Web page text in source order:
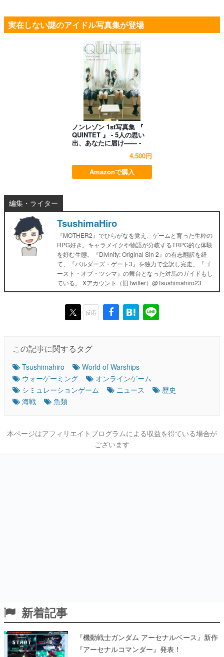
実在しない謎のアイドル写真集が登場
ノンレゾン 1st写真集 『
QUINTET 』 - 5人の思い
出、あなたに届け―― -
4,500円
Amazonで購入
編集・ライター
TsushimaHiro
『MOTHER2』でひらがなを覚え、ゲームと育った生粋の
RPG好き。キャラメイクや物語が分岐するTRPG的な体験
を好む生態。『Divinity: Original Sin 2』の有志翻訳を経
て、『バルダーズ・ゲート3』を独力で全訳し完走。『ゴ
ースト・オブ・ツシマ』の舞台となった対馬のガイドもし
ている。 Xアカウント（旧Twitter）@Tsushimahiro23
反応
この記事に関するタグ
Tsushimahiro
World of Warships
ウォーゲーミング
オンラインゲーム
シミュレーションゲーム
ニュース
歴史
海戦
魚類
本ページはアフィリエイトプログラムによる収益を得ている場合が
ございます
新着記事
『機動戦士ガンダム アーセナルベース』新作
『アーセナルコマンダー』発表！